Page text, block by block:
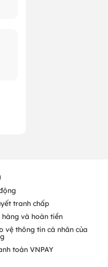
tranh chấp
hàng và hoàn tiền
vệ thông tin cá nhân của
toán VNPAY